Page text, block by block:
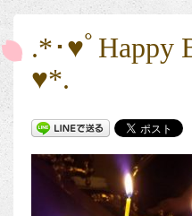
.*･♥ﾟHappy
♥*.